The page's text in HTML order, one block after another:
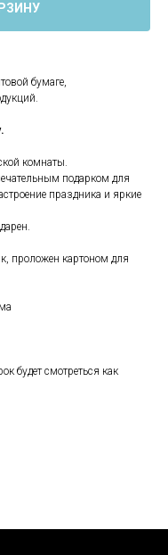
бумаге,
комнаты.
подарком для
праздника и яркие
проложен картоном для
будет смотреться как